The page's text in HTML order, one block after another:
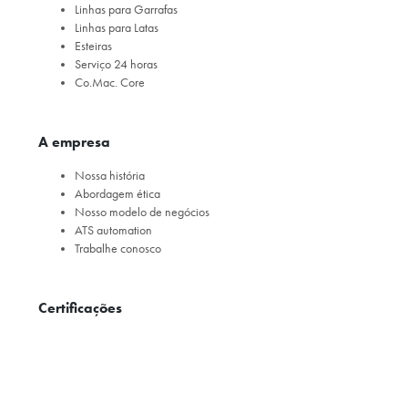
Linhas para Garrafas
Linhas para Latas
Esteiras
Serviço 24 horas
Co.Mac. Core
A empresa
Nossa história
Abordagem ética
Nosso modelo de negócios
ATS automation
Trabalhe conosco
Certificações